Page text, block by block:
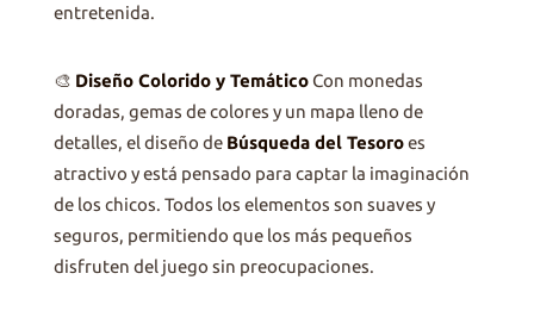
entretenida.
🎨 Diseño Colorido y TemáticoCon monedas
doradas, gemas de colores y un mapa lleno de
detalles, el diseño de Búsqueda del Tesoroes
atractivo y está pensado para captar la imaginación
de los chicos. Todos los elementos son suaves y
seguros, permitiendo que los más pequeños
disfruten del juego sin preocupaciones.